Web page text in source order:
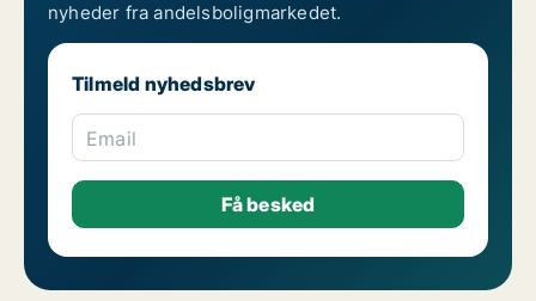
nyheder fra andelsboligmarkedet.
Tilmeld nyhedsbrev
Email